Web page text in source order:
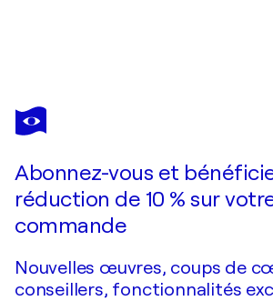
JACQUES MAJOS
La mare aux nénuphars
Abonnez-vous et
réduction de 10 % sur
commande
Nouvelles œuvres, coups de
conseillers, fonctionnalités